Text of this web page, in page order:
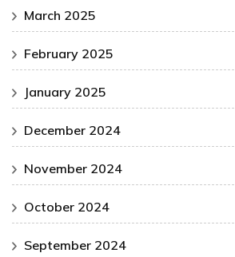
March 2025
February 2025
January 2025
December 2024
November 2024
October 2024
September 2024